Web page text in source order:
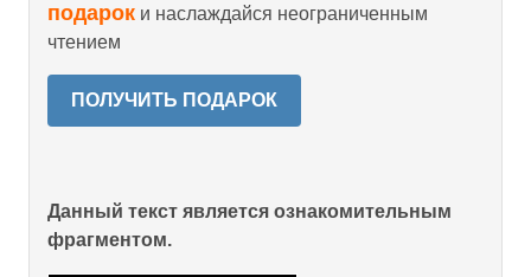
подарок и наслаждайся неограниченным
чтением
ПОЛУЧИТЬ ПОДАРОК
Данный текст является ознакомительным
фрагментом.